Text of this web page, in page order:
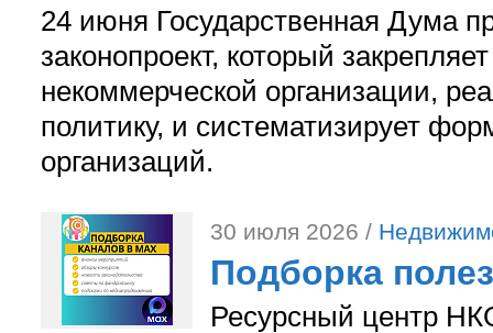
24 июня Государственная Дума
законопроект, который
некоммерческой организации,
политику, и систематизирует
организаций.
30 июля 2026 /
Подборка
Ресурсный центр